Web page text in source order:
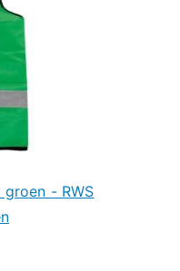
- RWS